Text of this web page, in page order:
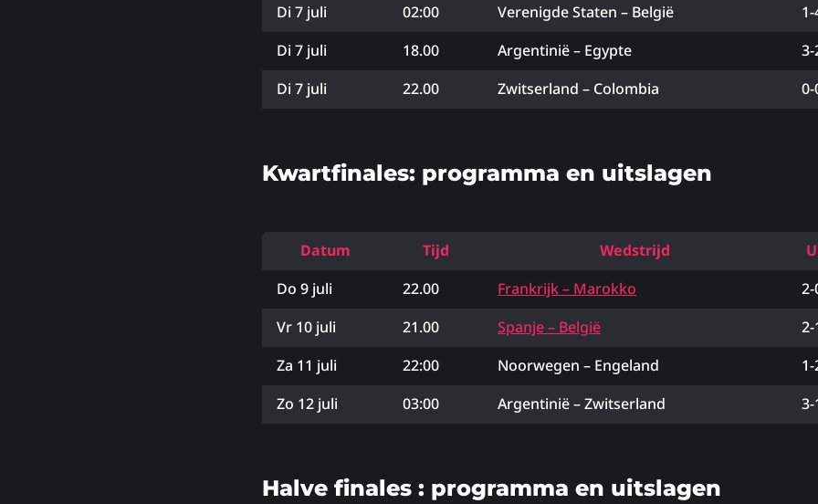
Di 7 juli
02:00 Verenigde Staten – België
Di 7 juli
18.00 Argentinië – Egypte
3-
Di 7 juli
22.00 Zwitserland – Colombia 0-
Kwartfinales: programma en uitslagen
Datum Tijd Wedstrijd
Do 9 juli
22.00 Frankrijk – Marokko
2-
Vr 10 juli
21.00 Spanje – België
2-
Za 11 juli
22:00 Noorwegen – Engeland
Zo 12 juli
03:00 Argentinië – Zwitserland 3-
Halve finales : programma en uitslagen